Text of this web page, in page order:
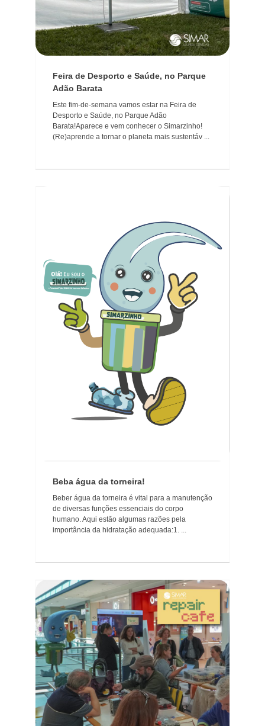
Feira de Desporto e Saúde, no Parque
Adão Barata
Este fim-de-semana vamos estar na Feira de
Desporto e Saúde, no Parque Adão
Barata!Aparece e vem conhecer o Simarzinho!
(Re)aprende a tornar o planeta mais sustentáv ...
Beba água da torneira!
Beber água da torneira é vital para a manutenção
de diversas funções essenciais do corpo
humano. Aqui estão algumas razões pela
importância da hidratação adequada:1. ...